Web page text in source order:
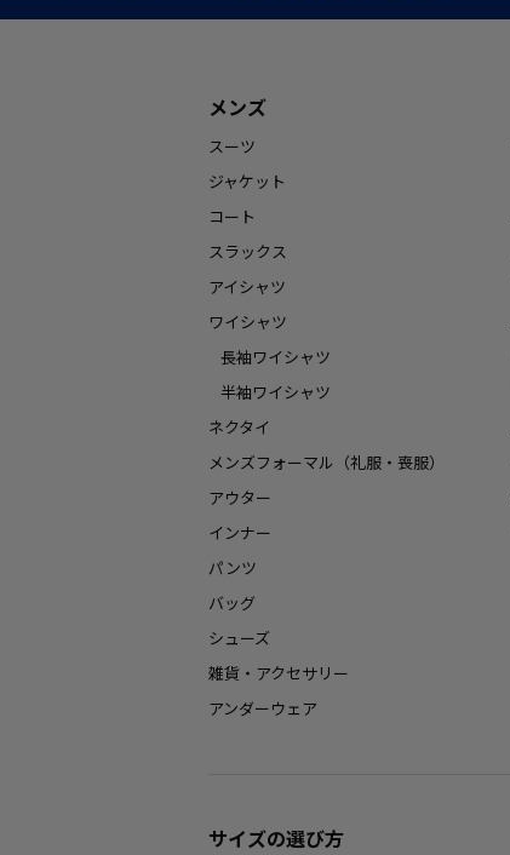
メンズ
スーツ
ジャケット
コート
スラックス
アイシャツ
ワイシャツ
長袖ワイシャツ
半袖ワイシャツ
ネクタイ
メンズフォーマル（礼服・喪服）
アウター
インナー
パンツ
バッグ
シューズ
雑貨・アクセサリー
アンダーウェア
サイズの選び方